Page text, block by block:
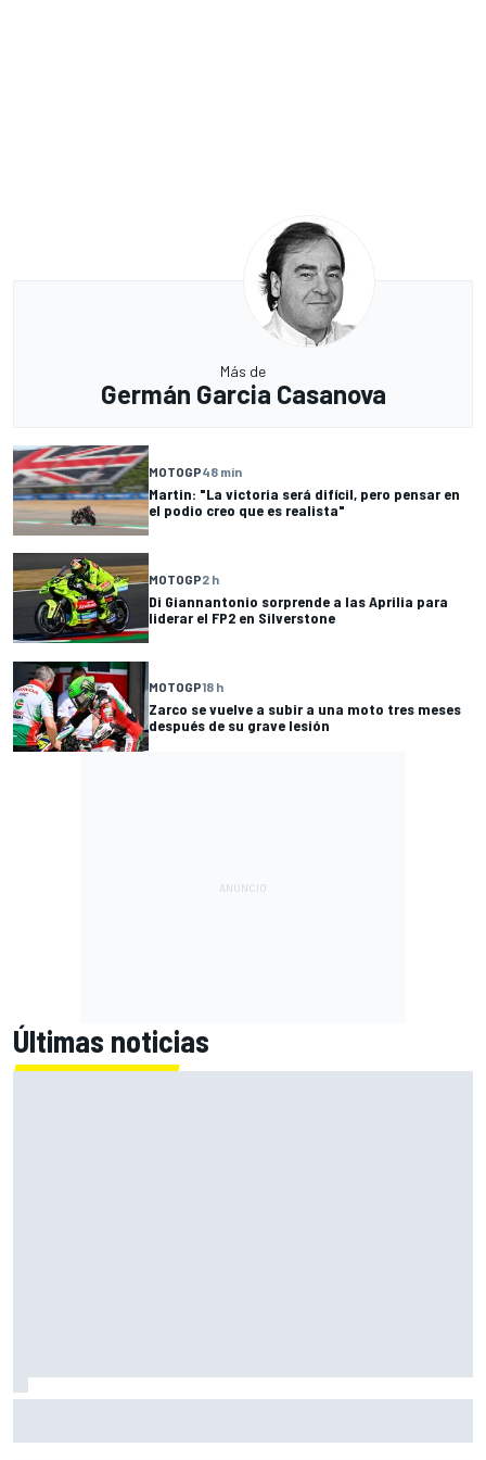
Más de
Germán Garcia Casanova
MOTOGP48 min
Martin: "La victoria será difícil, pero pensar en
el podio creo que es realista"
MOTOGP2 h
Di Giannantonio sorprende a las Aprilia para
liderar el FP2 en Silverstone
MOTOGP18 h
Zarco se vuelve a subir a una moto tres meses
después de su grave lesión
Últimas noticias